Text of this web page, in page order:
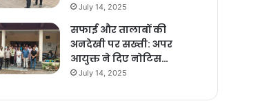
July 14, 2025
सफाई और तालाबों की
अनदेखी पर सख्ती: अपर
आयुक्त ने दिए नोटिस…
July 14, 2025